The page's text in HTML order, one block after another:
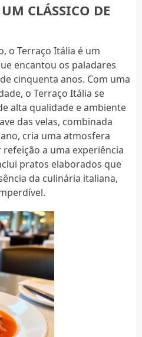
CLÁSSICO DE
o Terraço Itália é um
encantou os paladares
cinquenta anos. Com uma
o Terraço Itália se
alta qualidade e ambiente
das velas, combinada
cria uma atmosfera
a uma experiência
pratos elaborados que
da culinária italiana,